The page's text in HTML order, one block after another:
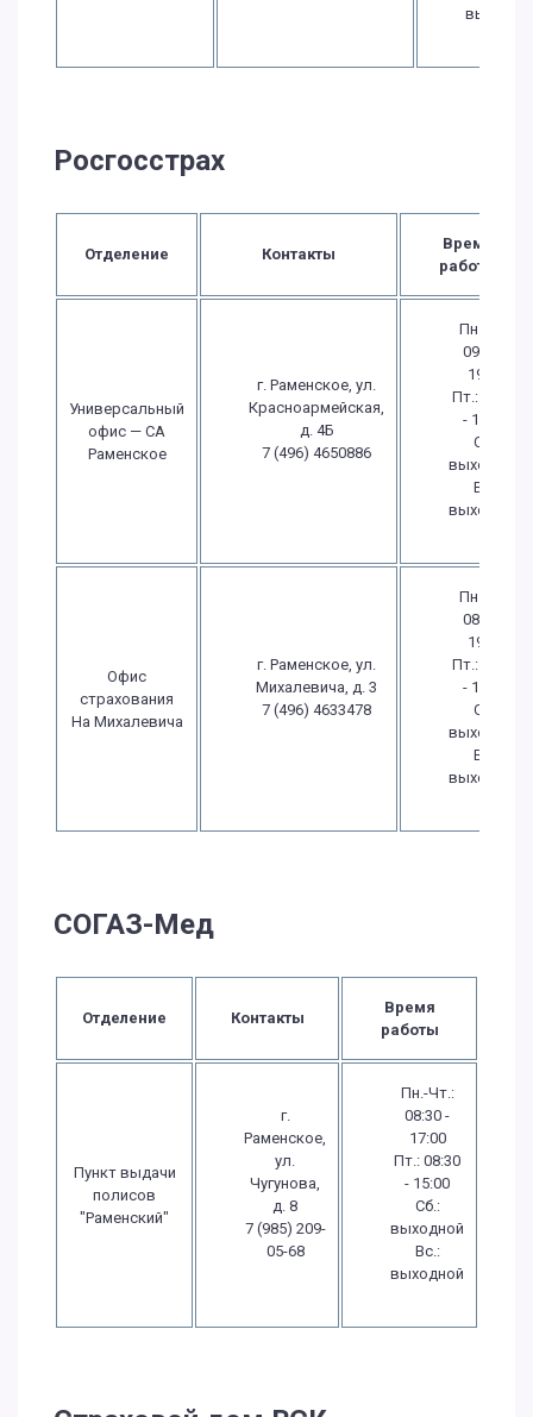
Росгосстрах
Отделение Контакты
Время
работы
Универсальный
офис — СА
Раменское
г. Раменское, ул.
Красноармейская,
д. 4Б
7 (496) 4650886
Пн.-Чт.:
09:00 -
19:00
Пт.: 09:00
- 19:00
Сб.:
выходной
Вс.:
выходной
Офис
страхования
На Михалевича
г. Раменское, ул.
Михалевича, д. 3
7 (496) 4633478
Пн.-Чт.:
08:00 -
19:00
Пт.: 08:00
- 19:00
Сб.:
выходной
Вс.:
выходной
СОГАЗ-Мед
Отделение Контакты
Время
работы
Пункт выдачи
полисов
"Раменский"
г.
Раменское,
ул.
Чугунова,
д. 8
7 (985) 209-
05-68
Пн.-Чт.:
08:30 -
17:00
Пт.: 08:30
- 15:00
Сб.:
выходной
Вс.:
выходной